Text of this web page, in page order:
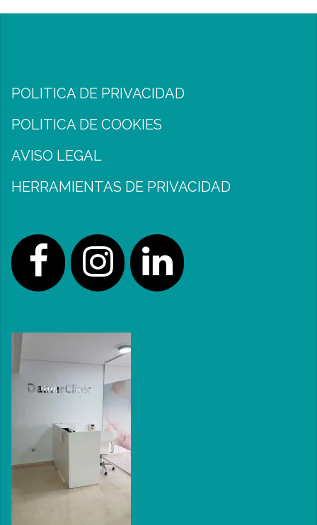
POLITICA DE PRIVACIDAD
POLITICA DE COOKIES
AVISO LEGAL
HERRAMIENTAS DE PRIVACIDAD